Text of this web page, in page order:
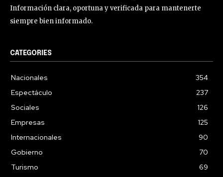
Información clara, oportuna y verificada para mantenerte
siempre bien informado.
CATEGORIES
Nacionales
354
Espectáculo
237
Sociales
126
Empresas
125
Internacionales
90
Gobierno
70
Turismo
69